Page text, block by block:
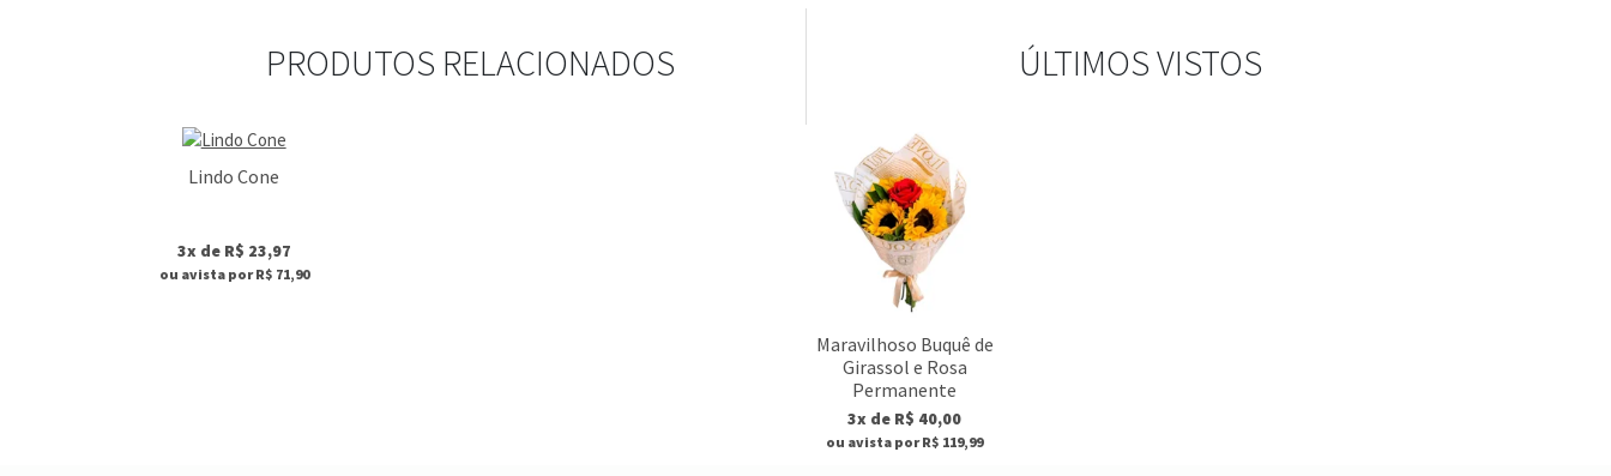
PRODUTOS RELACIONADOS
Lindo Cone
3x de R$ 23,97
ou avista por R$ 71,90
ÚLTIMOS VISTOS
Maravilhoso Buquê de
Girassol e Rosa
Permanente
3x de R$ 40,00
ou avista por R$ 119,99